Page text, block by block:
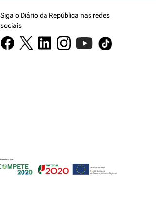
Siga o Diário da República nas redes
sociais